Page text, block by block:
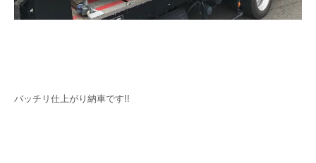
バッチリ仕上がり納車です!!